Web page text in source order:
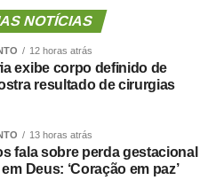
o risco de fragilidade,
cardiovasculares, novas
condição também pode
de demência.
mostra :
NOTÍCIAS
12 horas atrás
exibe corpo definido de
resultado de cirurgias
13 horas atrás
fala sobre perda gestacional
Deus: ‘Coração em paz’